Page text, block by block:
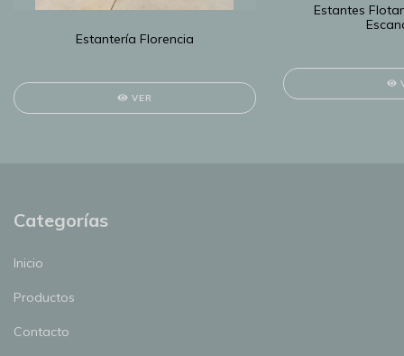
Estantería Florencia
VER
Estantes
Categorías
Inicio
Productos
Contacto